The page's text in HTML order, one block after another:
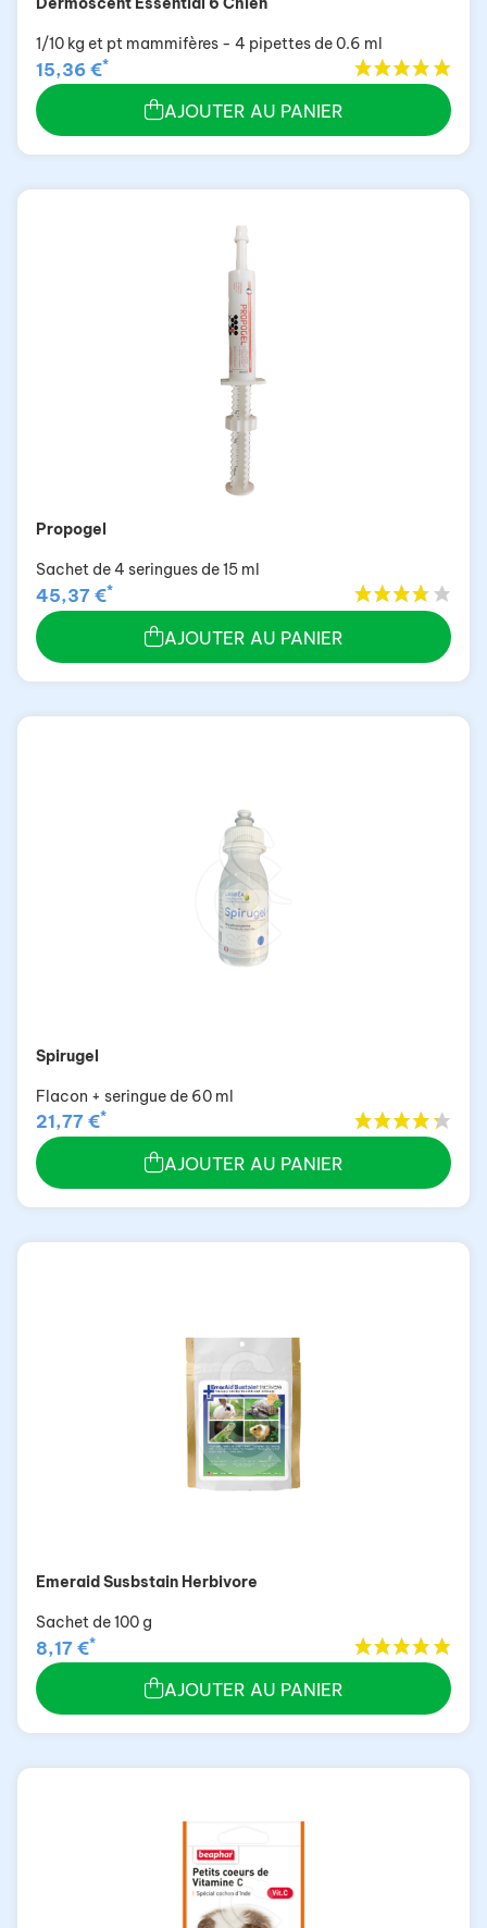
1/10 kg et pt mammifères - 4 pipettes de 0.6 ml
15,36 €*
AJOUTER AU PANIER
Propogel
Sachet de 4 seringues de 15 ml
45,37 €*
AJOUTER AU PANIER
Spirugel
Flacon + seringue de 60 ml
21,77 €*
AJOUTER AU PANIER
Emeraid Susbstain Herbivore
Sachet de 100 g
8,17 €*
AJOUTER AU PANIER